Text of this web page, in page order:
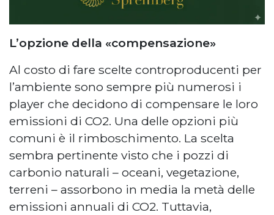
L’opzione della «compensazione»
Al costo di fare scelte controproducenti per
l’ambiente sono sempre più numerosi i
player che decidono di compensare le loro
emissioni di CO2. Una delle opzioni più
comuni è il rimboschimento. La scelta
sembra pertinente visto che i pozzi di
carbonio naturali – oceani, vegetazione,
terreni – assorbono in media la metà delle
emissioni annuali di CO2. Tuttavia,